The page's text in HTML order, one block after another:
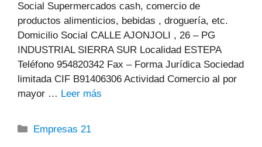
Social Supermercados cash, comercio de
productos alimenticios, bebidas , droguería, etc.
Domicilio Social CALLE AJONJOLI , 26 – PG
INDUSTRIAL SIERRA SUR Localidad ESTEPA
Teléfono 954820342 Fax – Forma Jurídica Sociedad
limitada CIF B91406306 Actividad Comercio al por
mayor … Leer más
Categorías
Empresas 21